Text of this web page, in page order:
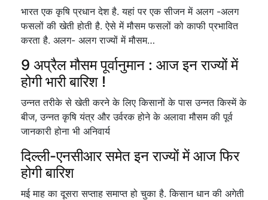
भारत एक कृषि प्रधान देश है. यहां पर एक सीजन में अलग -अलग
फसलों की खेती होती है. ऐसे में मौसम फसलों को काफी प्रभावित
करता है. अलग- अलग राज्यों में मौसम…
9 अप्रैल मौसम पूर्वानुमान : आज इन राज्यों में
होगी भारी बारिश !
उन्नत तरीके से खेती करने के लिए किसानों के पास उन्नत किस्में के
बीज, उन्नत कृषि यंत्र और उर्वरक होने के अलावा मौसम की पूर्व
जानकारी होना भी अनिवार्य
दिल्ली-एनसीआर समेत इन राज्यों में आज फिर
होगी बारिश
मई माह का दूसरा सप्ताह समाप्त हो चुका है. किसान धान की अगेती